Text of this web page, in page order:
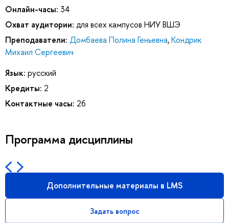
Онлайн-часы: 34
Охват аудитории: для всех кампусов НИУ ВШЭ
Преподаватели: Домбаева Полина Геньевна,Кондрик
Михаил Сергеевич
Язык: русский
Кредиты: 2
Контактные часы: 26
Программа дисциплины
Дополнительные материалы в LMS
Задать вопрос